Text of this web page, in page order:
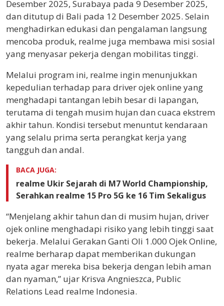
Desember 2025, Surabaya pada 9 Desember 2025,
dan ditutup di Bali pada 12 Desember 2025. Selain
menghadirkan edukasi dan pengalaman langsung
mencoba produk, realme juga membawa misi sosial
yang menyasar pekerja dengan mobilitas tinggi.
Melalui program ini, realme ingin menunjukkan
kepedulian terhadap para driver ojek online yang
menghadapi tantangan lebih besar di lapangan,
terutama di tengah musim hujan dan cuaca ekstrem
akhir tahun. Kondisi tersebut menuntut kendaraan
yang selalu prima serta perangkat kerja yang
tangguh dan andal.
BACA JUGA:
realme Ukir Sejarah di M7 World Championship,
Serahkan realme 15 Pro 5G ke 16 Tim Sekaligus
“Menjelang akhir tahun dan di musim hujan, driver
ojek online menghadapi risiko yang lebih tinggi saat
bekerja. Melalui Gerakan Ganti Oli 1.000 Ojek Online,
realme berharap dapat memberikan dukungan
nyata agar mereka bisa bekerja dengan lebih aman
dan nyaman,” ujar Krisva Angnieszca, Public
Relations Lead realme Indonesia.